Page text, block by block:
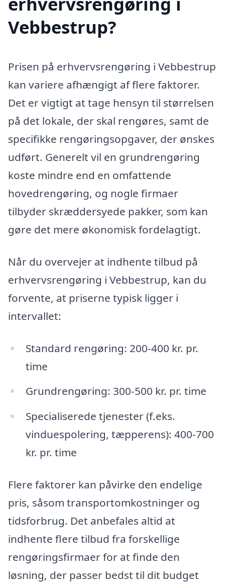
Vebbestrup?
Prisen på erhvervsrengøring i Vebbestrup
kan variere afhængigt af flere faktorer.
Det er vigtigt at tage hensyn til størrelsen
på det lokale, der skal rengøres, samt de
specifikke rengøringsopgaver, der ønskes
udført. Generelt vil en grundrengøring
koste mindre end en omfattende
hovedrengøring, og nogle firmaer
tilbyder skræddersyede pakker, som kan
gøre det mere økonomisk fordelagtigt.
Når du overvejer at indhente tilbud på
erhvervsrengøring i Vebbestrup, kan du
forvente, at priserne typisk ligger i
intervallet:
Standard rengøring: 200-400 kr. pr.
time
Grundrengøring: 300-500 kr. pr. time
Specialiserede tjenester (f.eks.
vinduespolering, tæpperens): 400-700
kr. pr. time
Flere faktorer kan påvirke den endelige
pris, såsom transportomkostninger og
tidsforbrug. Det anbefales altid at
indhente flere tilbud fra forskellige
rengøringsfirmaer for at finde den
løsning, der passer bedst til dit budget